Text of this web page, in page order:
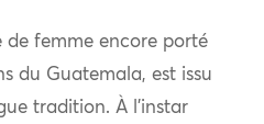
de femme encore porté
du Guatemala, est issu
tradition. À l’instar